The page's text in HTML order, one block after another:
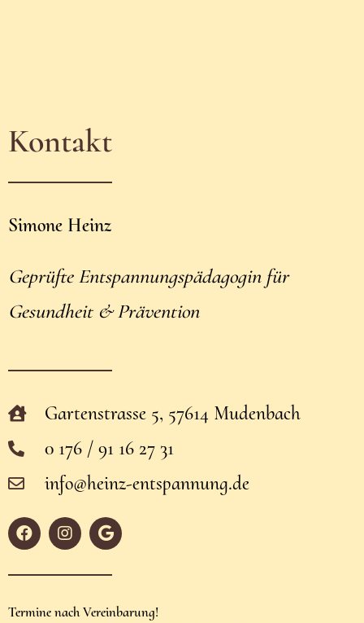
Kontakt
Simone Heinz
Geprüfte Entspannungspädagogin für
Gesundheit & Prävention
Gartenstrasse 5, 57614 Mudenbach
0 176 / 91 16 27 31
info@heinz-entspannung.de
Termine nach Vereinbarung!